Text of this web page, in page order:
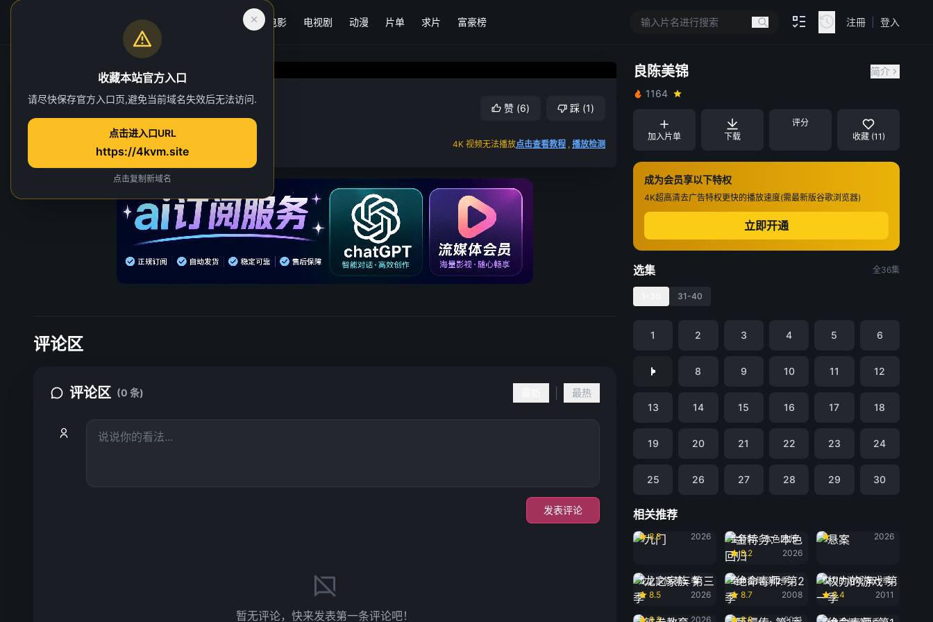
首页 电影 电视剧 动漫 片单 求片 富豪榜 注冊 登入
良陈美锦
第 7 集
赞 (6) 踩 (1)
4K 视频无法播放点击查看教程 , 播放检测
良陈美锦
简介
1164
加入片单 下载
评分
收藏 (11)
成为会员享以下特权
4K超高清去广告特权更快的播放速度(需最新版谷歌浏览器)
立即开通
选集 全36集
31-40
1 2 3 4 5 6
8 9 10 11 12
13 14 15 16 17 18
19 20 21 22 23 24
25 26 27 28 29 30
相关推荐
九门
8.8
2026
金特务：本色回归
8.2
2026
2026
龙之家族 第三季
8.5
2026
绝命毒师: 第2季
8.7
2008
权力的游戏 第一季
8.4
2011
铁拳教育
9.3
2026
甄嬛传: 第1季
8.8
2011
评论区
评论区 (0 条) 最热
发表评论
暂无评论，快来发表第一条评论吧！
收藏本站官方入口
请尽快保存官方入口页,避免当前域名失效后无法访问.
点击进入口URL
https://4kvm.site
点击复制新域名